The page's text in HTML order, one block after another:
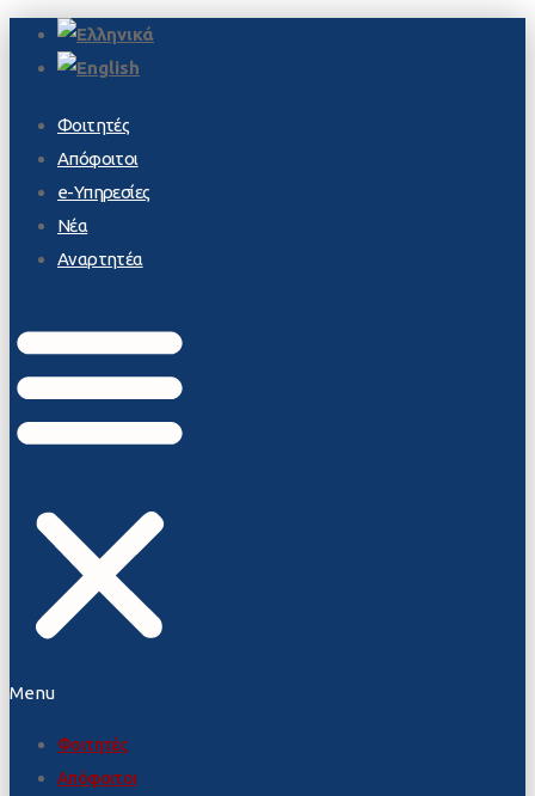
Φοιτητές
Απόφοιτοι
e-Υπηρεσίες
Νέα
Αναρτητέα
Menu
Φοιτητές
Απόφοιτοι